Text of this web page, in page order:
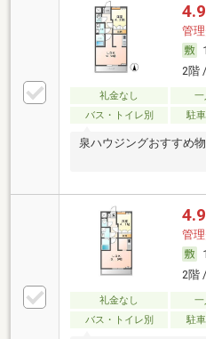
管
2階
礼金なし 一
バス・トイレ別
駐
泉ハウジングおすすめ物
管
2階
礼金なし 一
バス・トイレ別
駐